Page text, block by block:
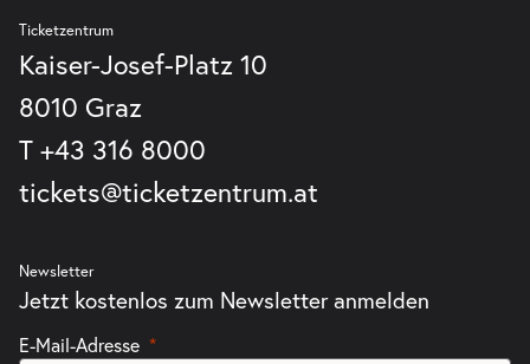
Ticketzentrum
Kaiser-Josef-Platz 10
8010 Graz
T +43 316 8000
tickets@ticketzentrum.at
Newsletter
Jetzt kostenlos zum Newsletter anmelden
E-Mail-Adresse